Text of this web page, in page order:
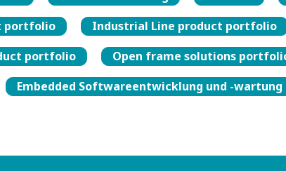
portfolio
Industrial Line product portfolio
portfolio
Open frame solutions
Embedded Softwareentwicklung und -wartung